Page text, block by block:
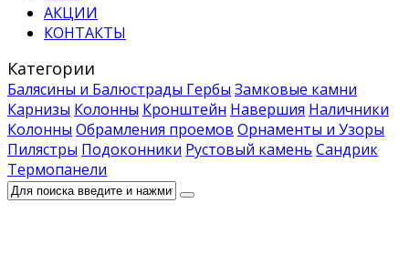
АКЦИИ
КОНТАКТЫ
Категории
Балясины и Балюстрады Гербы Замковые камни
Карнизы Колонны Кронштейн Навершия Наличники
Колонны Обрамления проемов Орнаменты и Узоры
Пилястры Подоконники Рустовый камень Сандрик
Термопанели